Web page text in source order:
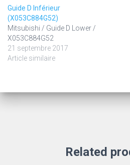
Guide D Inférieur
(X053C884G52)
Mitsubishi / Guide D Lower /
X053C884G52
21 septembre 2017
Article similaire
Related